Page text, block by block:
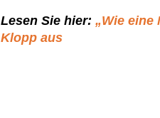
Lesen Sie hier: „Wie eine
Klopp aus